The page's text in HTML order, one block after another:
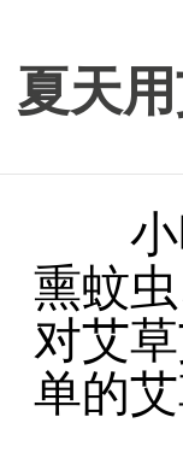
夏天
小时
熏蚊
对艾
单的